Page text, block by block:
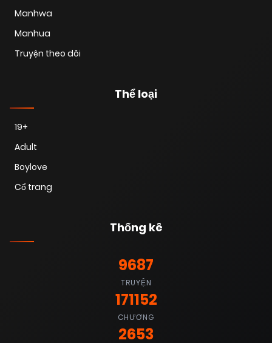
Manhwa
Manhua
Truyện theo dõi
Thể loại
19+
Adult
Boylove
Cổ trang
Thống kê
9687
TRUYỆN
171152
CHƯƠNG
2653